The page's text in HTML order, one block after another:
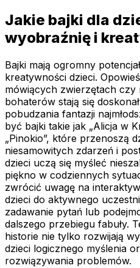
Jakie bajki dla
wyobraźnię i
Bajki mają ogromny
kreatywności dzieci.
mówiących zwierzętach czy
bohaterów stają się
pobudzania fantazji
być bajki takie jak „Alicja w
„Pinokio”, które przenoszą
niesamowitych zdarzeń i
dzieci uczą się myśleć
piękno w codziennych
zwrócić uwagę na
dzieci do aktywnego
zadawanie pytań lub
dalszego przebiegu fabuły.
historie nie tylko rozwijają
dzieci logicznego myślenia
rozwiązywania problemów.